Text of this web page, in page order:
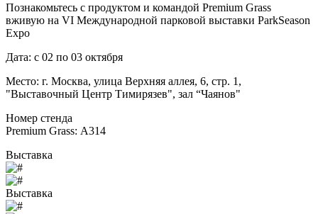
Познакомьтесь с продуктом и командой Premium Grass
вживую на VI Международной парковой выставки ParkSeason
Expo
Дата: с 02 по 03 октября
Место: г. Москва, улица Верхняя аллея, 6, стр. 1,
"Выставочный Центр Тимирязев", зал “Чаянов"
Номер стенда
Premium Grass: А314
Выставка
Выставка